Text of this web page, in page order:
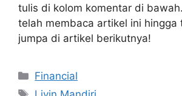
tulis di kolom komentar di
telah membaca artikel ini hingga
jumpa di artikel berikutnya!
Categories
Financial
Tags